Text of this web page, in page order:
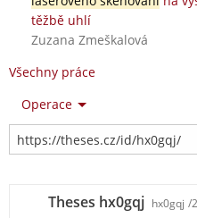
těžbě uhlí
Zuzana Zmeškalová
Všechny práce
Operace
Theses hx0gqj hx0gqj /2